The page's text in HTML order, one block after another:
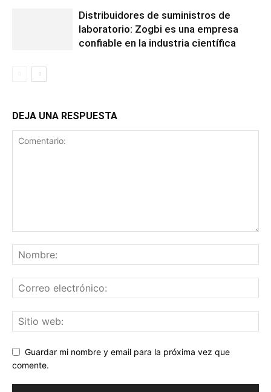
Distribuidores de suministros de
laboratorio: Zogbi es una empresa
confiable en la industria científica
DEJA UNA RESPUESTA
Guardar mi nombre y email para la próxima vez que
comente.